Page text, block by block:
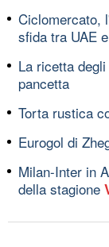
Ciclomercato,
sfida tra UAE
La ricetta
pancetta
Torta rustica
Eurogol di
Milan-Inter in
della stagione